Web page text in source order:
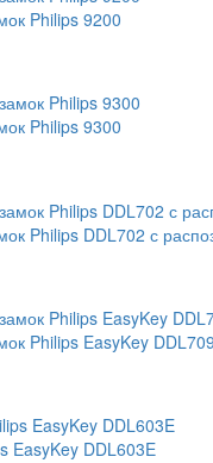
Philips 9200
Philips 9300
Philips DDL702 с
Philips EasyKey
EasyKey DDL603E